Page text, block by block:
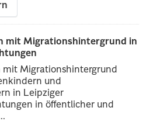
mit Migrationshintergrund in
Migrationshintergrund
und
in Leipziger
in öffentlicher und